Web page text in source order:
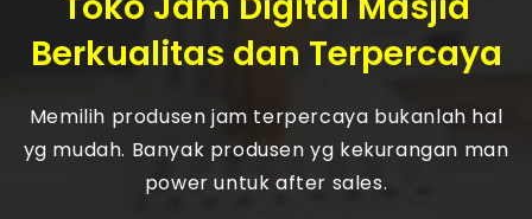
Berkualitas dan Terpercaya
Memilih produsen jam terpercaya bukanlah hal
yg mudah. Banyak produsen yg kekurangan man
power untuk after sales.